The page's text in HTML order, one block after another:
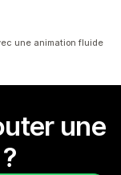
une animation fluide
une